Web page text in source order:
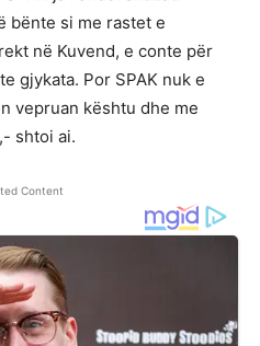
bënte si me rastet e
në Kuvend, e conte për
gjykata. Por SPAK nuk e
vepruan kështu dhe me
shtoi ai.
Content